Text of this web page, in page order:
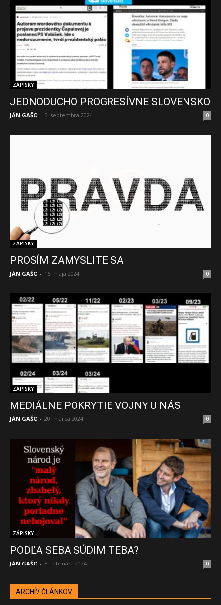
ZÁPISKY
JEDNODUCHO PROGRESÍVNE SLOVENSKO
JÁN GAŠO - 5. septembra 2024 0
ZÁPISKY
PROSÍM ZAMYSLITE SA
JÁN GAŠO - 16. mája 2024 0
ZÁPISKY
MEDIÁLNE POKRYTIE VOJNY U NÁS
JÁN GAŠO - 20. marca 2024 0
ZÁPISKY
PODĽA SEBA SÚDIM TEBA?
JÁN GAŠO - 5. februára 2024 0
ARCHÍV ČLÁNKOV